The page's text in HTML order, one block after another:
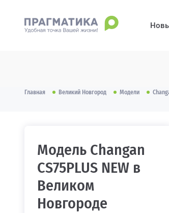
Главная Великий Новгород Модели
Модель Changan
CS75PLUS NEW в
Великом
Новгороде